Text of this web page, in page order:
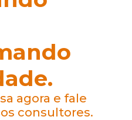
agora e fale
consultores.